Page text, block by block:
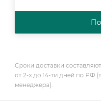
Сроки доставки
от 2-х до 14-ти дней по РФ
менеджера).